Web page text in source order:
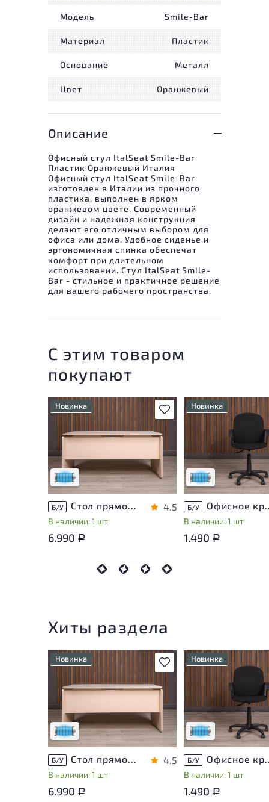
Модель Smile-Bar
Материал Пластик
Основание Металл
Цвет Оранжевый
Описание
Офисный стул ItalSeat Smile-Bar
Пластик Оранжевый Италия
Офисный стул ItalSeat Smile-Bar
изготовлен в Италии из прочного
пластика, выполнен в ярком
оранжевом цвете. Современный
дизайн и надежная конструкция
делают его отличным выбором для
офиса или дома. Удобное сиденье и
эргономичная спинка обеспечат
комфорт при длительном
использовании. Стул ItalSeat Smile-
Bar - стильное и практичное решение
для вашего рабочего пространства.
С этим товаром
покупают
В избранное
Новинка
приближено к новому, могут
присутствовать
незначительные следы
эксплуатации
Низкая степень износа
Б/У Стол прямоугольный Accord ДСП Дуб Россия
В наличии: 1 шт
4.5
6.990 Р
Новинка
Состояние товара
приближено к
присутствовать
незначительные
эксплуатации
Низкая степень
Б/У Офисное
В наличии: 1 шт
1.490 Р
Хиты раздела
В избранное
Новинка
приближено к новому, могут
присутствовать
незначительные следы
эксплуатации
Низкая степень износа
Б/У Стол прямоугольный Accord ДСП Дуб Россия
В наличии: 1 шт
4.5
6.990 Р
Новинка
Состояние товара
приближено к
присутствовать
незначительные
эксплуатации
Низкая степень
Б/У Офисное
В наличии: 1 шт
1.490 Р